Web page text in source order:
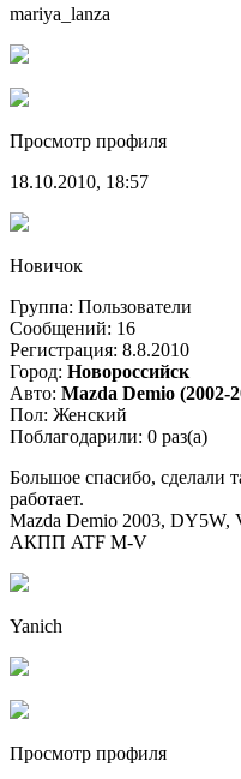
mariya_lanza
Просмотр профиля
18.10.2010, 18:57
Новичок
Группа: Пользователи
Сообщений: 16
Регистрация: 8.8.2010
Город: Новороссийск
Авто: Mazda Demio (2002-
Пол: Женский
Поблагодарили: 0 раз(а)
Большое спасибо, сделали
работает.
Mazda Demio 2003, DY5W,
АКПП ATF M-V
Yanich
Просмотр профиля